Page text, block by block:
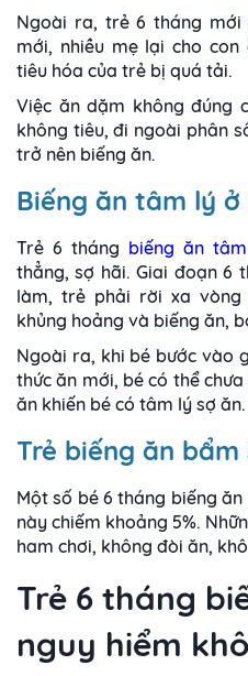
Ngoài ra, trẻ 6 tháng
mới, nhiều mẹ lại cho
tiêu hóa của trẻ bị quá tải.
Việc ăn dặm không đúng
không tiêu, đi ngoài phân
trở nên biếng ăn.
Biếng ăn tâm lý
Trẻ 6 tháng biếng ăn
thẳng, sợ hãi. Giai đoạn 6
làm, trẻ phải rời xa
khủng hoảng và biếng ăn,
Ngoài ra, khi bé bước vào
thức ăn mới, bé có thể
ăn khiến bé có tâm lý sợ ăn.
Trẻ biếng ăn bẩm
Một số bé 6 tháng biếng
này chiếm khoảng 5%.
ham chơi, không đòi ăn,
Trẻ 6 tháng
nguy hiểm